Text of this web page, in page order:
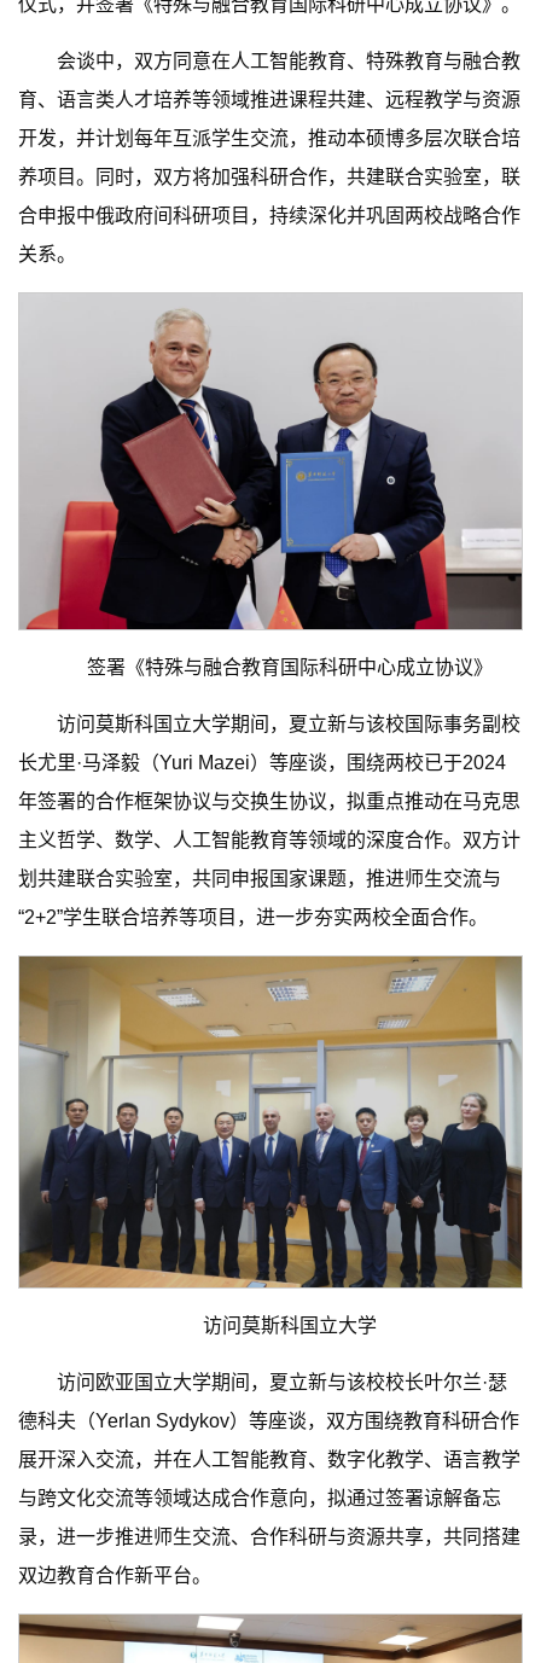
仪式，并签署《特殊与融合教育国际科研中心成立协议》。
会谈中，双方同意在人工智能教育、特殊教育与融合教
育、语言类人才培养等领域推进课程共建、远程教学与资源
开发，并计划每年互派学生交流，推动本硕博多层次联合培
养项目。同时，双方将加强科研合作，共建联合实验室，联
合申报中俄政府间科研项目，持续深化并巩固两校战略合作
关系。
签署《特殊与融合教育国际科研中心成立协议》
访问莫斯科国立大学期间，夏立新与该校国际事务副校
长尤里·马泽毅（Yuri Mazei）等座谈，围绕两校已于2024
年签署的合作框架协议与交换生协议，拟重点推动在马克思
主义哲学、数学、人工智能教育等领域的深度合作。双方计
划共建联合实验室，共同申报国家课题，推进师生交流与
“2+2”学生联合培养等项目，进一步夯实两校全面合作。
访问莫斯科国立大学
访问欧亚国立大学期间，夏立新与该校校长叶尔兰·瑟
德科夫（Yerlan Sydykov）等座谈，双方围绕教育科研合作
展开深入交流，并在人工智能教育、数字化教学、语言教学
与跨文化交流等领域达成合作意向，拟通过签署谅解备忘
录，进一步推进师生交流、合作科研与资源共享，共同搭建
双边教育合作新平台。